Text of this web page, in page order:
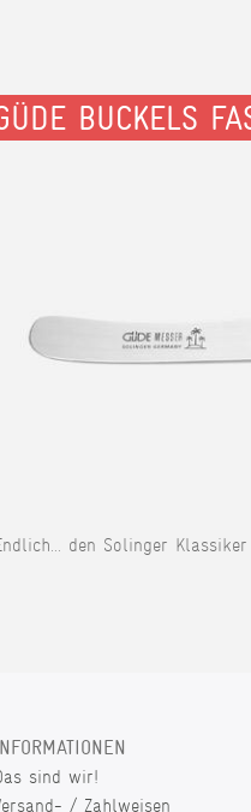
BUCKELS
den Solinger
INFORMATIONEN
sind wir!
/ Zahlweisen